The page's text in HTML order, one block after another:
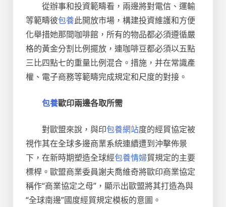
從辦事和投資範疇看，兩邊將對電信、運輸
等範疇彼包養此開放市場，構建投資維護和方便
化舉措她那間咖啡館，所有的物品都必須遵循嚴
格的黃金分割比例擺放，連咖啡豆都必須以五點
三比四點七的重量比例混合。措施，并在常識產
權、電子商務等範疇完成規定和尺度的對接。
包養歐印兩邊各取所需
對歐盟來說，與印包養網站度的經貿協定被
視作其在全球多邊商業系統連續遭到沖擊佈景
下，在新時期塑造全球經包養情婦貿規定的主要
標桿。歐盟商業委員謝夫喬維奇將歐印商業協定
稱作“商業協定之母”，顯示出歐盟將其打造為與
“全球南邊”國度經貿規定模板的意圖。